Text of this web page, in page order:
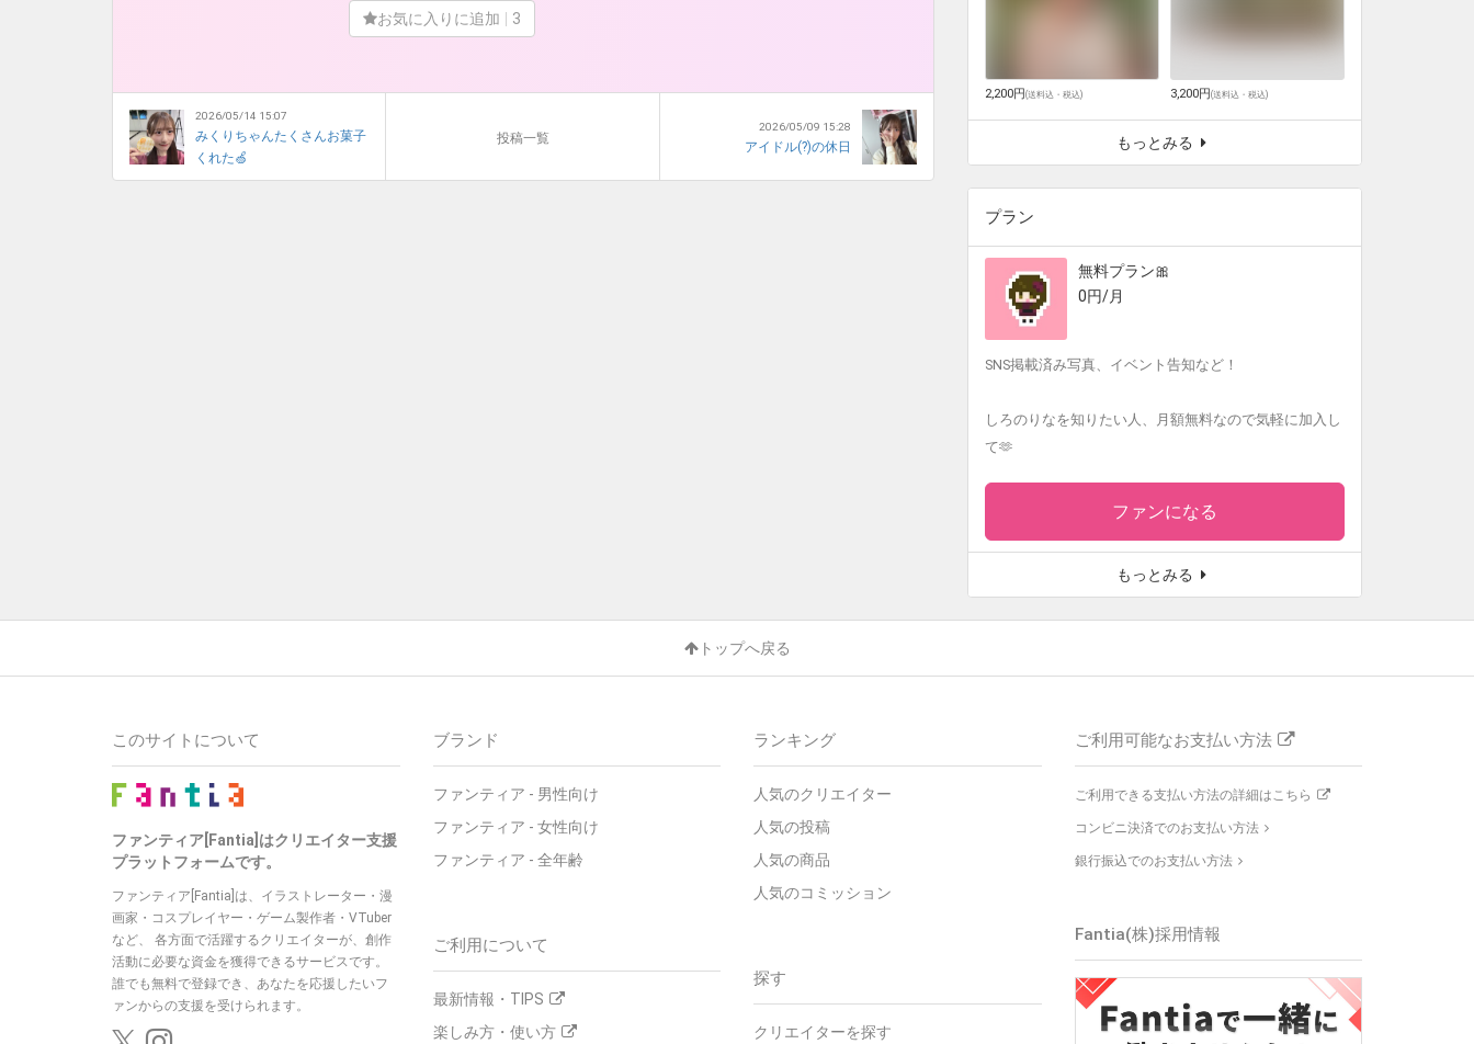
お気に入りに追加 3
2026/05/14 15:07
みくりちゃんたくさんお菓子
くれた🍏
投稿一覧
2026/05/09 15:28
アイドル(?)の休日
2,200円(送料込・税込) 3,200円(送料込・税込)
もっとみる
プラン
無料プラン🎀
0円/月
SNS掲載済み写真、イベント告知など！
しろのりなを知りたい人、月額無料なので気軽に加入し
て🫶
ファンになる
もっとみる
トップへ戻る
ブランド
ファンティア - 男性向け
ファンティア - 女性向け
ファンティア - 全年齢
ご利用について
最新情報・TIPS
楽しみ方・使い方
ランキング
人気のクリエイター
人気の投稿
人気の商品
人気のコミッション
探す
クリエイターを探す
ご利用可能なお支払い方法
ご利用できる支払い方法の詳細はこちら
コンビニ決済でのお支払い方法
銀行振込でのお支払い方法
Fantia(株)採用情報
このサイトについて
ファンティア[Fantia]はクリエイター支援
プラットフォームです。
ファンティア[Fantia]は、イラストレーター・漫
画家・コスプレイヤー・ゲーム製作者・VTuber
など、
各方面で活躍するクリエイターが、創作
活動に必要な資金を獲得できるサービスです。
誰でも無料で登録でき、あなたを応援したいフ
ァンからの支援を受けられます。